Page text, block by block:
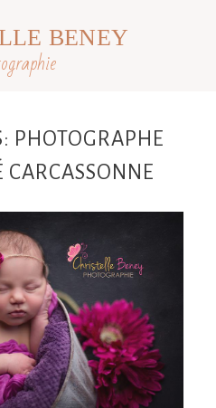
BENEY
PHOTOGRAPHE
séance nouveau né
Castres